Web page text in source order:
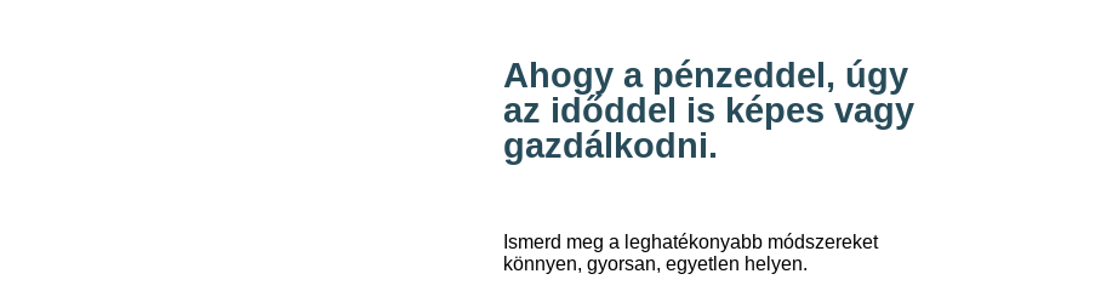
Ahogy a pénzeddel, úgy
az időddel is képes vagy
gazdálkodni.
Ismerd meg a leghatékonyabb módszereket
könnyen, gyorsan, egyetlen helyen.